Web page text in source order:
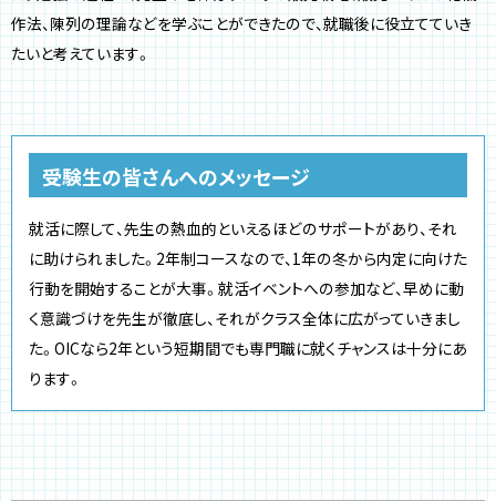
作法、陳列の理論などを学ぶことができたので、就職後に役立てていき
たいと考えています。
受験生の皆さんへのメッセージ
就活に際して、先生の熱血的といえるほどのサポートがあり、それ
に助けられました。2年制コースなので、1年の冬から内定に向けた
行動を開始することが大事。就活イベントへの参加など、早めに動
く意識づけを先生が徹底し、それがクラス全体に広がっていきまし
た。OICなら2年という短期間でも専門職に就くチャンスは十分にあ
ります。